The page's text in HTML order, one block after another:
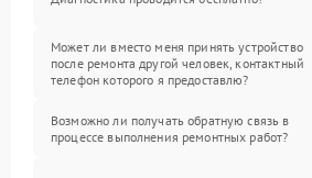
Может ли вместо меня принять устройство
после ремонта другой человек, контактный
телефон которого я предоставлю?
Возможно ли получать обратную связь в
процессе выполнения ремонтных работ?